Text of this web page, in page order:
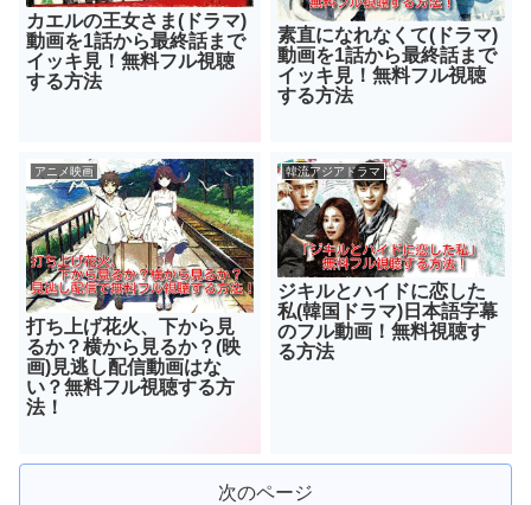
カエルの王女さま(ドラマ)
動画を1話から最終話まで
イッキ見！無料フル視聴
する方法
素直になれなくて(ドラマ)
動画を1話から最終話まで
イッキ見！無料フル視聴
する方法
アニメ映画
打ち上げ花火、下から見
るか？横から見るか？(映
画)見逃し配信動画はな
い？無料フル視聴する方
法！
韓流アジアドラマ
ジキルとハイドに恋した
私(韓国ドラマ)日本語字幕
のフル動画！無料視聴す
る方法
次のページ